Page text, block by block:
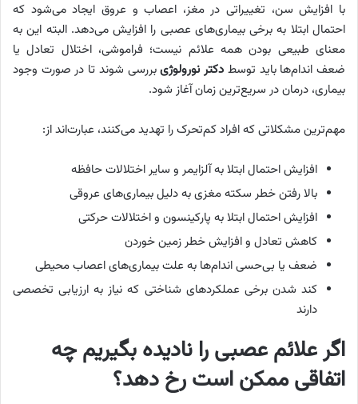
با افزایش سن، تغییراتی در مغز، اعصاب و عروق ایجاد می‌شود که
احتمال ابتلا به برخی بیماری‌های عصبی را افزایش می‌دهد. البته این به
معنای طبیعی بودن همه علائم نیست؛ فراموشی، اختلال تعادل یا
ضعف اندام‌ها باید توسط دکتر نورولوژیبررسی شوند تا در صورت وجود
بیماری، درمان در سریع‌ترین زمان آغاز شود.
مهم‌ترین مشکلاتی که افراد کم‌تحرک را تهدید می‌کنند، عبارت‌اند از:
افزایش احتمال ابتلا به آلزایمر و سایر اختلالات حافظه
بالا رفتن خطر سکته مغزی به دلیل بیماری‌های عروقی
افزایش احتمال ابتلا به پارکینسون و اختلالات حرکتی
کاهش تعادل و افزایش خطر زمین خوردن
ضعف یا بی‌حسی اندام‌ها به علت بیماری‌های اعصاب محیطی
کند شدن برخی عملکردهای شناختی که نیاز به ارزیابی تخصصی
دارند
اگر علائم عصبی را نادیده بگیریم چه
اتفاقی ممکن است رخ دهد؟